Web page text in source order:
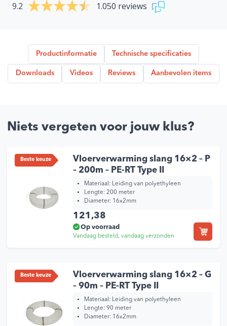
9.2 1.050 reviews
Productinformatie Technische specificaties
Downloads Videos Reviews Aanbevolen items
Niets vergeten voor jouw klus?
Beste keuze
Vloerverwarming slang 16×2 – P
– 200m – PE-RT Type II
Materiaal: Leiding van polyethyleen
Lengte: 200 meter
Diameter: 16x2mm
121,38
Op voorraad
Vandaag besteld, vandaag verzonden
Beste keuze
Vloerverwarming slang 16×2 – G
– 90m – PE-RT Type II
Materiaal: Leiding van polyethyleen
Lengte: 90 meter
Diameter: 16x2mm